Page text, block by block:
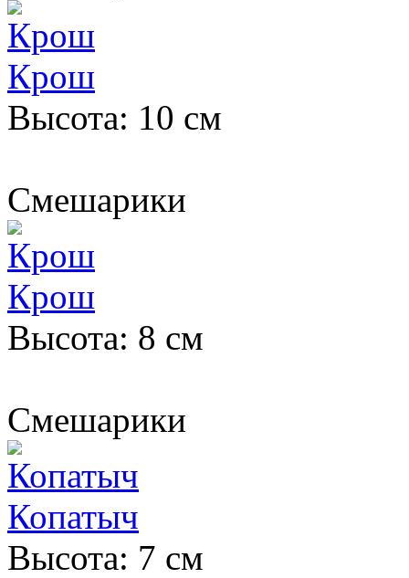
Крош
Высота: 10 см
Смешарики
Крош
Высота: 8 см
Смешарики
Копатыч
Высота: 7 см